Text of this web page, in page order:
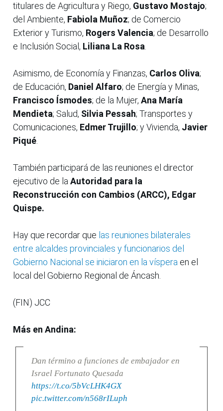
titulares de Agricultura y Riego, Gustavo Mostajo;
del Ambiente, Fabiola Muñoz; de Comercio
Exterior y Turismo, Rogers Valencia; de Desarrollo
e Inclusión Social, Liliana La Rosa.
Asimismo, de Economía y Finanzas, Carlos Oliva;
de Educación, Daniel Alfaro; de Energía y Minas,
Francisco Ísmodes; de la Mujer, Ana María
Mendieta; Salud, Silvia Pessah; Transportes y
Comunicaciones, Edmer Trujillo; y Vivienda, Javier
Piqué.
También participará de las reuniones el director
ejecutivo de laAutoridad para la
Reconstrucción con Cambios (ARCC), Edgar
Quispe.
Hay que recordar que las reuniones bilaterales
entre alcaldes provinciales y funcionarios del
Gobierno Nacional se iniciaron en la víspera en el
local del Gobierno Regional de Áncash.
(FIN) JCC
Más en Andina:
Dan término a funciones de embajador en
Israel Fortunato Quesada
https://t.co/5bVcLHK4GX
pic.twitter.com/n568rILuph